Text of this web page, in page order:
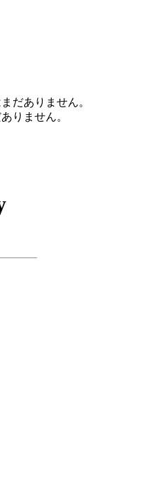
だありません。
りません。